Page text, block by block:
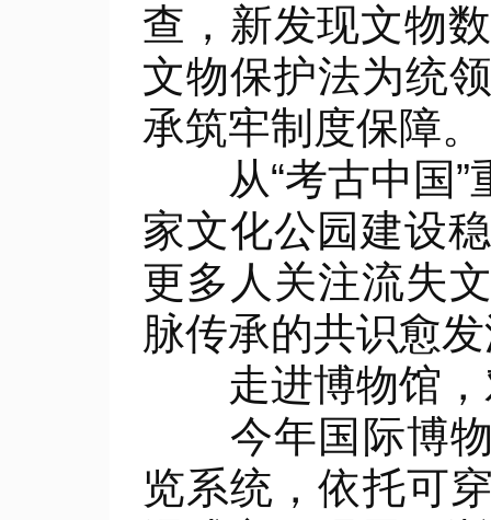
查，新发现文物
文物保护法为统
承筑牢制度保障。
从“考古中国”
家文化公园建设
更多人关注流失
脉传承的共识愈
走进博物馆，
今年国际博物
览系统，依托可